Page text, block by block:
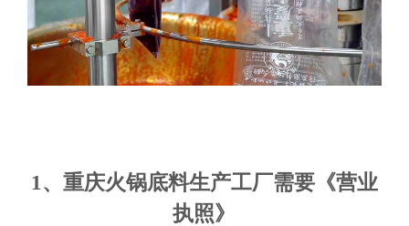
1、重庆火锅底料生产工厂需要《营业
执照》